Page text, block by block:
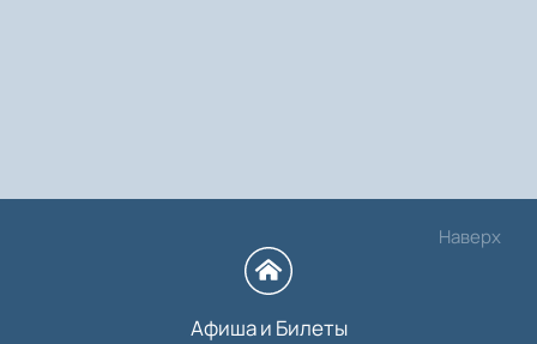
Наверх
Афиша и Билеты